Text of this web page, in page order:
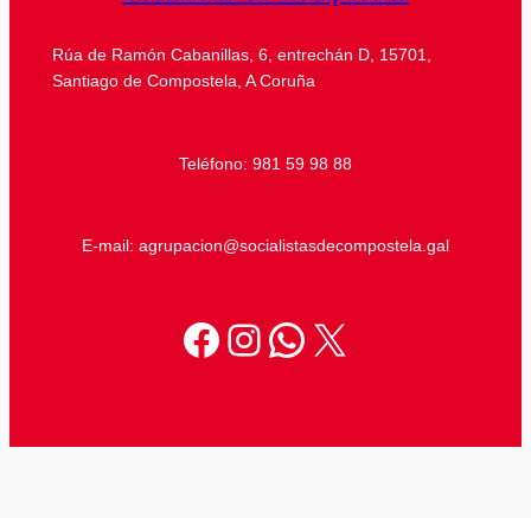
Rúa de Ramón Cabanillas, 6, entrechán D, 15701,
Santiago de Compostela, A Coruña
Teléfono: 981 59 98 88
E-mail: agrupacion@socialistasdecompostela.gal
Facebook
Instagram
WhatsApp
X